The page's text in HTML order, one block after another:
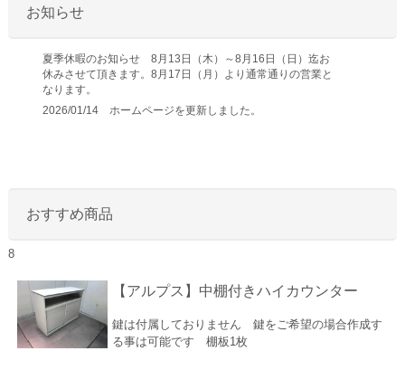
お知らせ
夏季休暇のお知らせ 8月13日（木）～8月16日（日）迄お
休みさせて頂きます。8月17日（月）より通常通りの営業と
なります。
2026/01/14 ホームページを更新しました。
おすすめ商品
8
【アルプス】中棚付きハイカウンター
鍵は付属しておりません 鍵をご希望の場合作成す
る事は可能です 棚板1枚